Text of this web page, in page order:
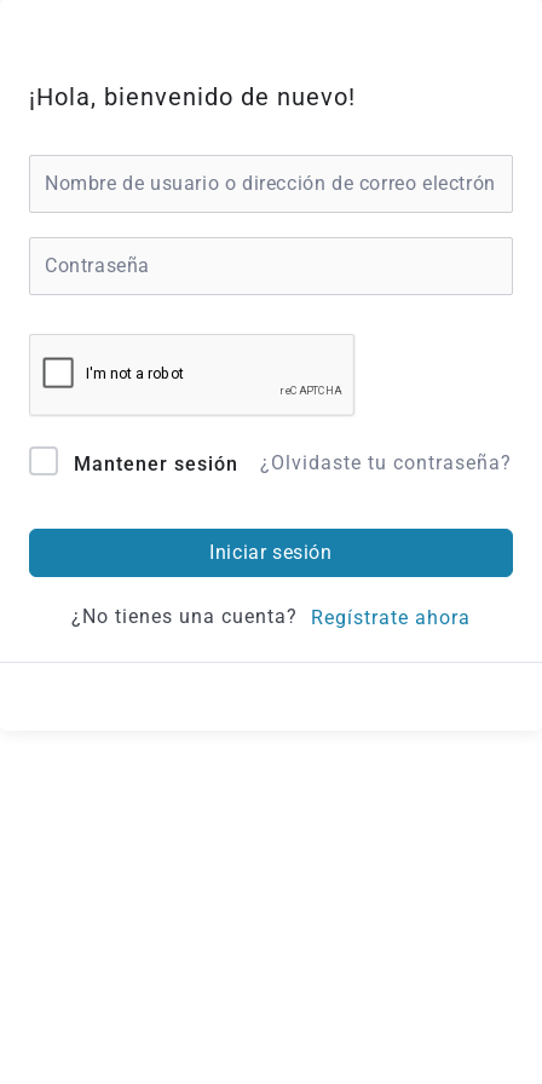
contenido
¡Hola, bienvenido de nuevo!
Mantener sesión ¿Olvidaste tu contraseña?
Iniciar sesión
¿No tienes una cuenta? Regístrate ahora